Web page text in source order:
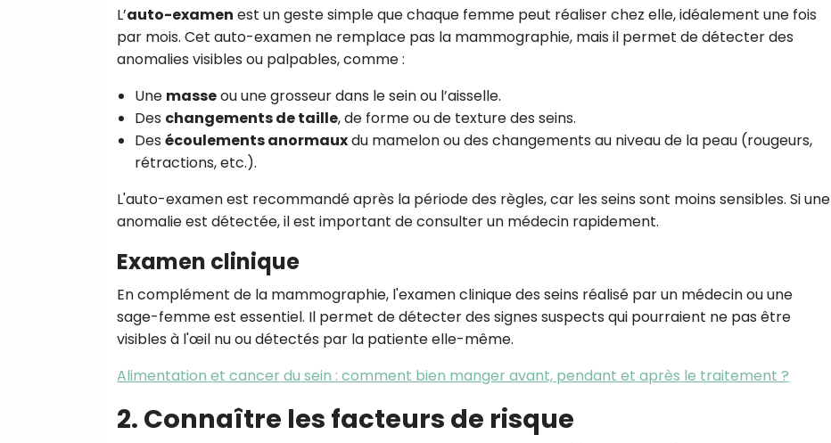
L’auto-examen est un geste simple que chaque femme peut réaliser chez elle, idéalement une fois
par mois. Cet auto-examen ne remplace pas la mammographie, mais il permet de détecter des
anomalies visibles ou palpables, comme :
Une masseou une grosseur dans le sein ou l’aisselle.
Des changements de taille, de forme ou de texture des seins.
Des écoulements anormauxdu mamelon ou des changements au niveau de la peau (rougeurs,
rétractions, etc.).
L'auto-examen est recommandé après la période des règles, car les seins sont moins sensibles. Si une
anomalie est détectée, il est important de consulter un médecin rapidement.
Examen clinique
En complément de la mammographie, l'examen clinique des seins réalisé par un médecin ou une
sage-femme est essentiel. Il permet de détecter des signes suspects qui pourraient ne pas être
visibles à l'œil nu ou détectés par la patiente elle-même.
Alimentation et cancer du sein : comment bien manger avant, pendant et après le traitement ?
2. Connaître les facteurs de risque